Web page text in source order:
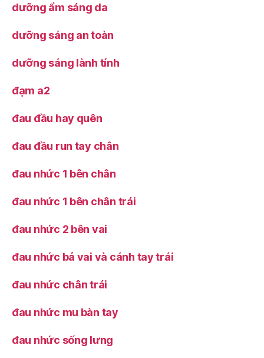
dưỡng ẩm sáng da
dưỡng sáng an toàn
dưỡng sáng lành tính
đạm a2
đau đầu hay quên
đau đầu run tay chân
đau nhức 1 bên chân
đau nhức 1 bên chân trái
đau nhức 2 bên vai
đau nhức bả vai và cánh tay trái
đau nhức chân trái
đau nhức mu bàn tay
đau nhức sống lưng